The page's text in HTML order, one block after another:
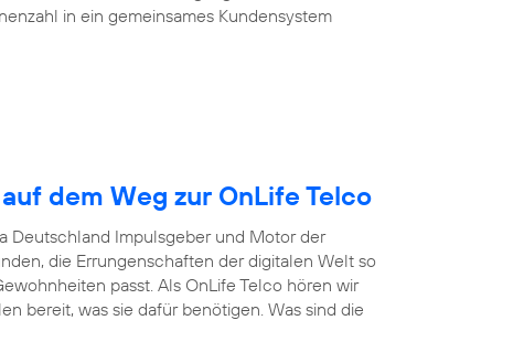
in ein gemeinsames Kundensystem
dem Weg zur OnLife Telco
Deutschland Impulsgeber und Motor der
die Errungenschaften der digitalen Welt so
passt. Als OnLife Telco hören wir
bereit, was sie dafür benötigen. Was sind die